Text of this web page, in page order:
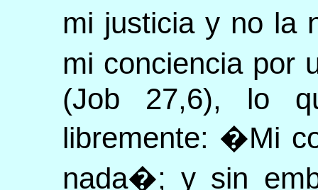
mi justicia y no la
mi conciencia
(Job 27,6), lo
libremente: �Mi
nada�; y sin